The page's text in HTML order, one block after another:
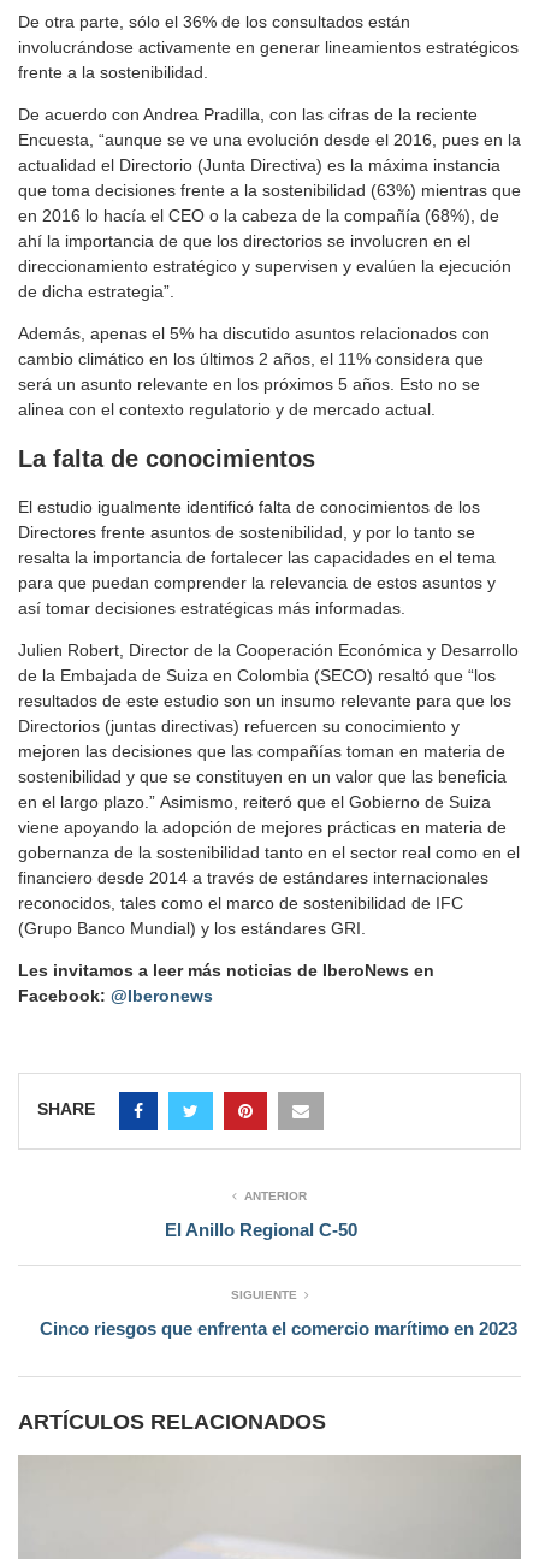
De otra parte, sólo el 36% de los consultados están
involucrándose activamente en generar lineamientos estratégicos
frente a la sostenibilidad.
De acuerdo con Andrea Pradilla, con las cifras de la reciente
Encuesta, “aunque se ve una evolución desde el 2016, pues en la
actualidad el Directorio (Junta Directiva) es la máxima instancia
que toma decisiones frente a la sostenibilidad (63%) mientras que
en 2016 lo hacía el CEO o la cabeza de la compañía (68%), de
ahí la importancia de que los directorios se involucren en el
direccionamiento estratégico y supervisen y evalúen la ejecución
de dicha estrategia”.
Además, apenas el 5% ha discutido asuntos relacionados con
cambio climático en los últimos 2 años, el 11% considera que
será un asunto relevante en los próximos 5 años. Esto no se
alinea con el contexto regulatorio y de mercado actual.
La falta de conocimientos
El estudio igualmente identificó falta de conocimientos de los
Directores frente asuntos de sostenibilidad, y por lo tanto se
resalta la importancia de fortalecer las capacidades en el tema
para que puedan comprender la relevancia de estos asuntos y
así tomar decisiones estratégicas más informadas.
Julien Robert, Director de la Cooperación Económica y Desarrollo
de la Embajada de Suiza en Colombia (SECO) resaltó que “los
resultados de este estudio son un insumo relevante para que los
Directorios (juntas directivas) refuercen su conocimiento y
mejoren las decisiones que las compañías toman en materia de
sostenibilidad y que se constituyen en un valor que las beneficia
en el largo plazo.” Asimismo, reiteró que el Gobierno de Suiza
viene apoyando la adopción de mejores prácticas en materia de
gobernanza de la sostenibilidad tanto en el sector real como en el
financiero desde 2014 a través de estándares internacionales
reconocidos, tales como el marco de sostenibilidad de IFC
(Grupo Banco Mundial) y los estándares GRI.
Les invitamos a leer más noticias de IberoNews en
Facebook: @Iberonews
SHARE
ANTERIOR
El Anillo Regional C-50
SIGUIENTE
Cinco riesgos que enfrenta el comercio marítimo en 2023
ARTÍCULOS RELACIONADOS